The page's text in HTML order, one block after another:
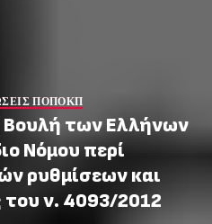
ΠΟΠΟΚΠ
Βουλή των Ελλήνων
Νόμου περί
ρυθμίσεων και
του ν. 4093/2012